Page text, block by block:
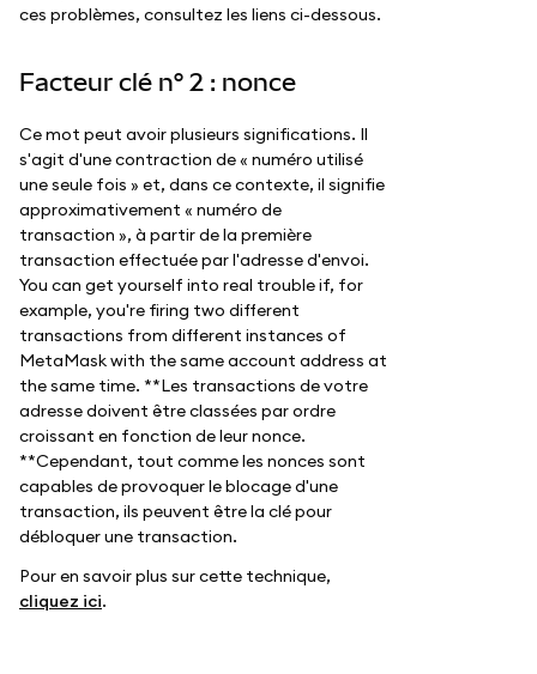
ces problèmes, consultez les liens ci-dessous.
Facteur clé n° 2 : nonce
Ce mot peut avoir plusieurs significations. Il
s'agit d'une contraction de « numéro utilisé
une seule fois » et, dans ce contexte, il signifie
approximativement « numéro de
transaction », à partir de la première
transaction effectuée par l'adresse d'envoi.
You can get yourself into real trouble if, for
example, you're firing two different
transactions from different instances of
MetaMask with the same account address at
the same time. **Les transactions de votre
adresse doivent être classées par ordre
croissant en fonction de leur nonce.
**Cependant, tout comme les nonces sont
capables de provoquer le blocage d'une
transaction, ils peuvent être la clé pour
débloquer une transaction.
Pour en savoir plus sur cette technique,
cliquez ici.